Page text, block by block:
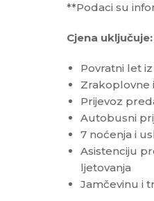
**Podaci su
Cjena uključuje:
Povratni let
Zrakoplovne
Prijevoz
Autobusni
7 noćenja i
Asistenciju
ljetovanja
Jamčevinu i